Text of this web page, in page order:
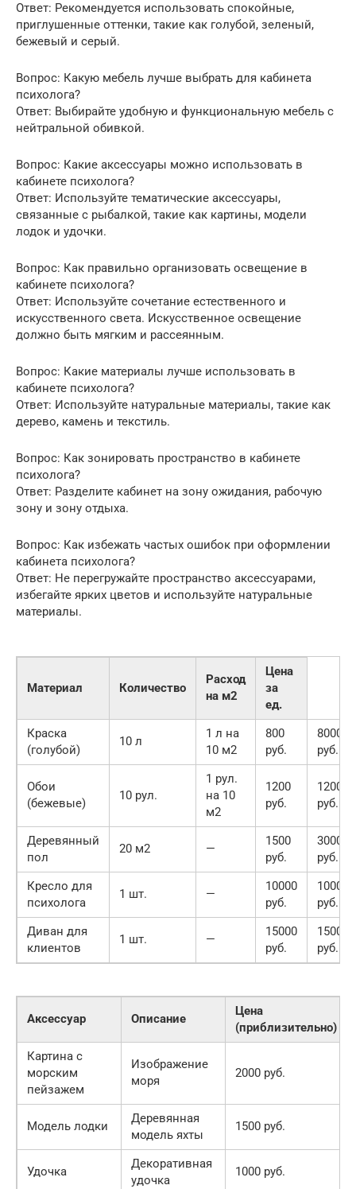
Ответ: Рекомендуется использовать спокойные,
приглушенные оттенки, такие как голубой, зеленый,
бежевый и серый.
Вопрос: Какую мебель лучше выбрать для кабинета
психолога?
Ответ: Выбирайте удобную и функциональную мебель с
нейтральной обивкой.
Вопрос: Какие аксессуары можно использовать в
кабинете психолога?
Ответ: Используйте тематические аксессуары,
связанные с рыбалкой, такие как картины, модели
лодок и удочки.
Вопрос: Как правильно организовать освещение в
кабинете психолога?
Ответ: Используйте сочетание естественного и
искусственного света. Искусственное освещение
должно быть мягким и рассеянным.
Вопрос: Какие материалы лучше использовать в
кабинете психолога?
Ответ: Используйте натуральные материалы, такие как
дерево, камень и текстиль.
Вопрос: Как зонировать пространство в кабинете
психолога?
Ответ: Разделите кабинет на зону ожидания, рабочую
зону и зону отдыха.
Вопрос: Как избежать частых ошибок при оформлении
кабинета психолога?
Ответ: Не перегружайте пространство аксессуарами,
избегайте ярких цветов и используйте натуральные
материалы.
Материал Количество
Расход
на м2
Цена
за
ед.
Краска
(голубой)
10 л
1 л на
10 м2
800
руб.
8000
руб.
Обои
(бежевые)
10 рул.
1 рул.
на 10
м2
1200
руб.
12000
руб.
Деревянный
пол
20 м2 —
1500
руб.
30000
руб.
Кресло для
психолога
1 шт. —
10000
руб.
10000
руб.
Диван для
клиентов
1 шт. —
15000
руб.
15000
руб.
Аксессуар Описание
Цена
(приблизительно)
Картина с
морским
пейзажем
Изображение
моря
2000 руб.
Модель лодки
Деревянная
модель яхты
1500 руб.
Удочка
Декоративная
удочка
1000 руб.